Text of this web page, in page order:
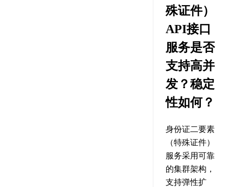
殊证件）
API接口
服务是否
支持高并
发？稳定
性如何？
身份证二要素
（特殊证件）
服务采用可靠
的集群架构，
支持弹性扩